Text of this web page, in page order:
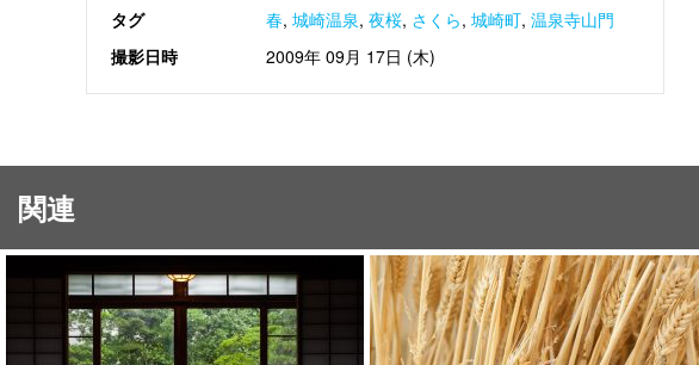
タグ
春, 城崎温泉, 夜桜, さくら, 城崎町, 温泉寺山門
撮影日時
2009年 09月 17日 (木)
関連